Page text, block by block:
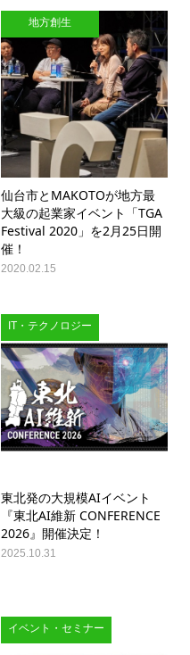
地方創生
仙台市とMAKOTOが地方最
大級の起業家イベント「TGA
Festival 2020」を2月25日開
催！
2020.02.15
IT・テクノロジー
東北発の大規模AIイベント
『東北AI維新 CONFERENCE
2026』開催決定！
2025.10.31
イベント・セミナー